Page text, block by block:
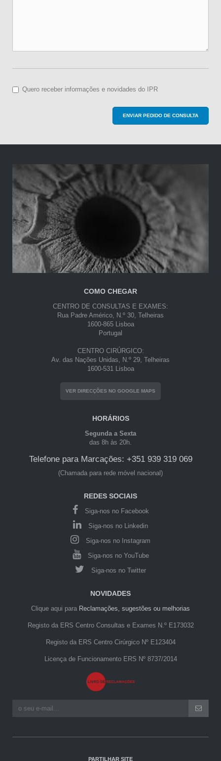
Quero receber informações e novidades do IPR
ENVIAR PEDIDO DE CONSULTA
COMO CHEGAR
CENTRO DE CONSULTAS E EXAMES:
Rua Padre Américo, N.º 30, Telheiras
1600-865 Lisboa
Portugal
CENTRO CIRÚRGICO:
Av. das Nações Unidas, N.º 29, Telheiras
1600-531 Lisboa
VER DIRECÇÕES NO GOOGLE MAPS
HORÁRIOS
Segunda a Sexta
das 8h às 20h.
Telefone para Marcações: +351 939 319 069
(Chamada para rede móvel nacional)
REDES SOCIAIS
Siga-nos no Facebook
Siga-nos no Linkedin
Siga-nos no Instagram
Siga-nos no YouTube
Siga-nos no Twitter
NOVIDADES
Clique aqui para Reclamações, sugestões ou melhorias
Registo da ERS Centro Consultas e Exames N.º E173032
Registo da ERS Centro Cirúrgico Nº E123404
Licença de Funcionamento ERS Nº 8737/2014
PARTILHAR SITE